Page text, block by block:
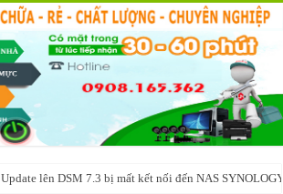
lên DSM 7.3 bị mất kết nối đến NAS